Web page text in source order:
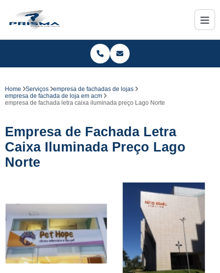
Home Serviços
empresa de fachadas de lojas
empresa de fachada de loja em acm
empresa de fachada letra caixa iluminada preço Lago Norte
Empresa de Fachada Letra
Caixa Iluminada Preço Lago
Norte